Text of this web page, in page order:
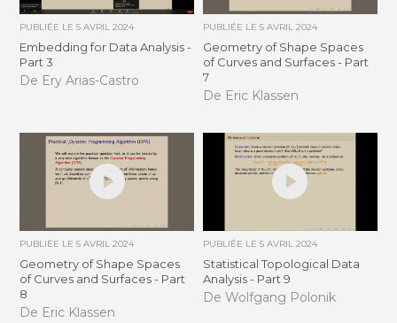
PUBLIÉE LE5 AVRIL 2024
Embedding for Data Analysis -
Part 3
De Ery Arias-Castro
PUBLIÉE LE 5 AVRIL 2024
Geometry of Shape Spaces
of Curves and Surfaces - Part
7
De Eric Klassen
PUBLIÉE LE5 AVRIL 2024
Geometry of Shape Spaces
of Curves and Surfaces - Part
8
De Eric Klassen
PUBLIÉE LE 5 AVRIL 2024
Statistical Topological Data
Analysis - Part 9
De Wolfgang Polonik